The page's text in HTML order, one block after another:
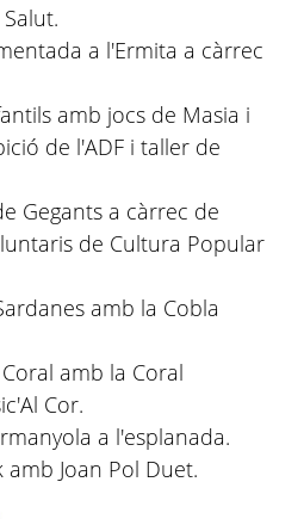
a l'Ermita a càrrec
amb jocs de Masia i
de l'ADF i taller de
Gegants a càrrec de
de Cultura Popular
amb la Cobla
amb la Coral
Cor.
a l'esplanada.
amb Joan Pol Duet.